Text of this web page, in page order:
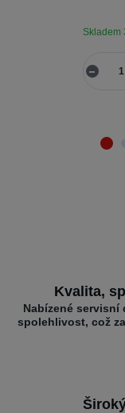
Skladem
Kvalita,
Nabízené
spolehlivost, což